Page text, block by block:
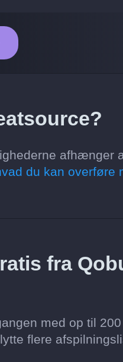
afhænger
du kan overføre
fra
med op til
flere